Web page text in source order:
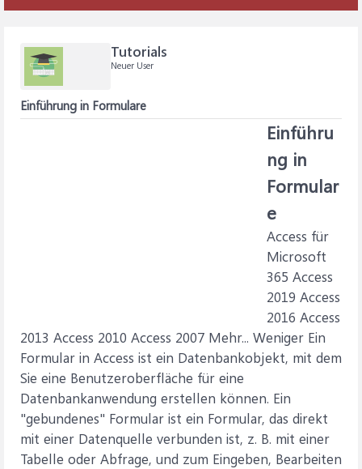
Tutorials
Neuer User
Einführung in Formulare
Einführu
ng in
Formular
e
Access für
Microsoft
365 Access
2019 Access
2016 Access
2013 Access 2010 Access 2007 Mehr... Weniger Ein
Formular in Access ist ein Datenbankobjekt, mit dem
Sie eine Benutzeroberfläche für eine
Datenbankanwendung erstellen können. Ein
"gebundenes" Formular ist ein Formular, das direkt
mit einer Datenquelle verbunden ist, z. B. mit einer
Tabelle oder Abfrage, und zum Eingeben, Bearbeiten